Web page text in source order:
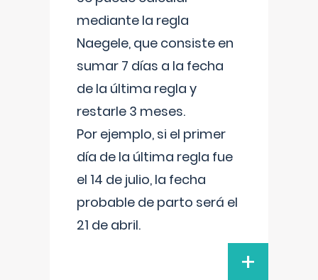
mediante la regla
Naegele, que consiste en
sumar 7 días a la fecha
de la última regla y
restarle 3 meses.
Por ejemplo, si el primer
día de la última regla fue
el 14 de julio, la fecha
probable de parto será el
21 de abril.
+